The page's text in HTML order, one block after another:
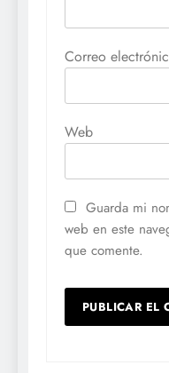
Correo
Web
Guarda mi
web en este
que comente.